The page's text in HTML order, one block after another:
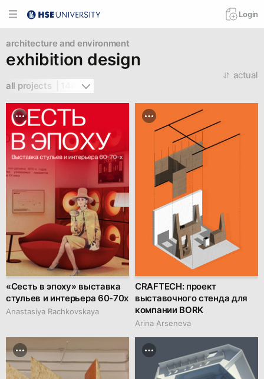
Login
architecture and environment
exhibition design
all projects  | 144
actual
«Сесть в эпоху» выставка
стульев и интерьера 60-70х
Anastasiya Rachkovskaya
CRAFTECH: проект
выставочного стенда для
компании BORK
Arina Arseneva